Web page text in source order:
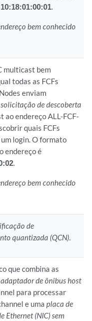
.
bem conhecido
multicast bem
todas as FCFs
enviam
solicitação de descoberta
ao endereço ALL-FCF-
quais FCFs
login. O formato
endereço é
.
bem conhecido
de
quantizada (QCN).
que combina as
adaptador de ônibus host
para processar
e umaplaca de
Ethernet (NIC) sem